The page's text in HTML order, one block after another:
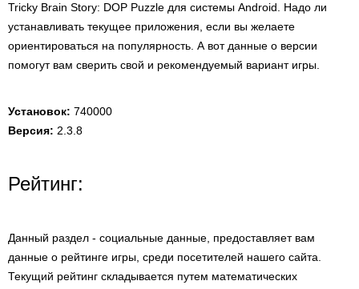
Tricky Brain Story: DOP Puzzle для системы Android. Надо ли
устанавливать текущее приложения, если вы желаете
ориентироваться на популярность. А вот данные о версии
помогут вам сверить свой и рекомендуемый вариант игры.
Установок: 740000
Версия: 2.3.8
Рейтинг:
Данный раздел - социальные данные, предоставляет вам
данные о рейтинге игры, среди посетителей нашего сайта.
Текущий рейтинг складывается путем математических